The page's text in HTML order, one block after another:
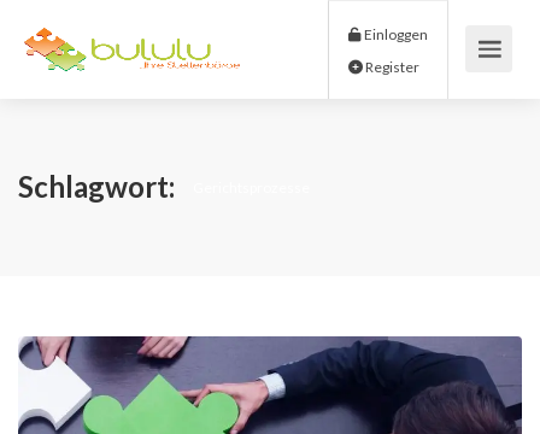
Einloggen
Schlagwort: